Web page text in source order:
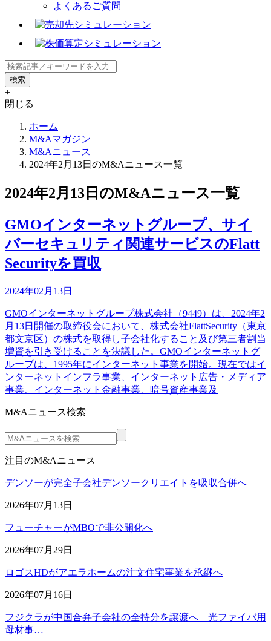
よくあるご質問
+
閉じる
ホーム
M&Aマガジン
M&Aニュース
2024年2月13日のM&Aニュース一覧
2024年2月13日のM&Aニュース一覧
GMOインターネットグループ、サイ
バーセキュリティ関連サービスのFlatt
Securityを買収
2024年02月13日
GMOインターネットグループ株式会社（9449）は、2024年2
月13日開催の取締役会において、株式会社FlattSecurity（東京
都文京区）の株式を取得し子会社化すること及び第三者割当
増資を引き受けることを決議した。GMOインターネットグ
ループは、1995年にインターネット事業を開始。現在ではイ
ンターネットインフラ事業、インターネット広告・メディア
事業、インターネット金融事業、暗号資産事業及
M&Aニュース検索
注目のM&Aニュース
デンソーが完全子会社デンソークリエイトを吸収合併へ
2026年07月13日
フューチャーがMBOで非公開化へ
2026年07月29日
ロゴスHDがアエラホームの注文住宅事業を承継へ
2026年07月16日
フジクラが中国合弁子会社の全持分を譲渡へ 光ファイバ用
母材事…